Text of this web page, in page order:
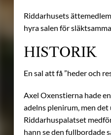
Riddarhusets
hyra salen för
HISTORIK
En sal att få ”heder och
Axel Oxenstierna hade
adelns plenirum, men
Riddarhuspalatset
hann se den fullbordade